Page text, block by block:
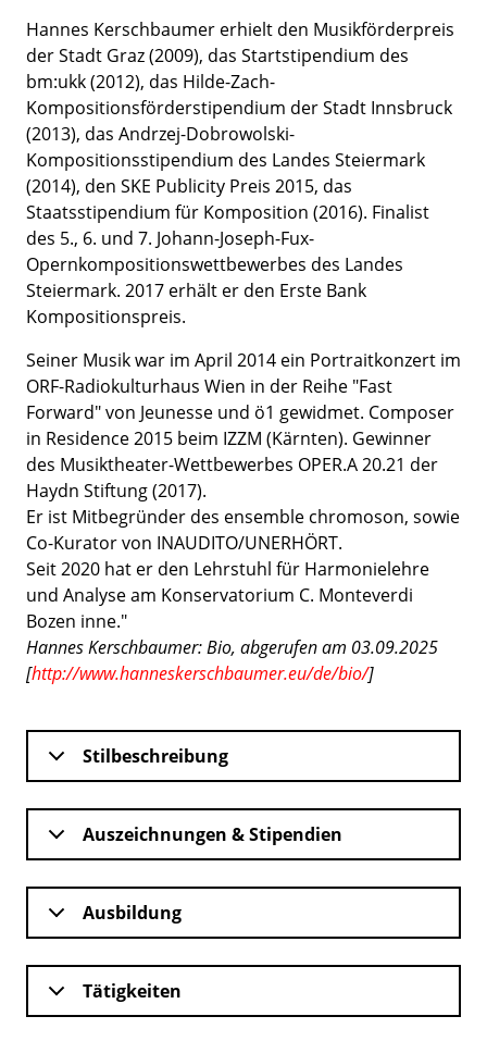
Hannes Kerschbaumer erhielt den Musikförderpreis
der Stadt Graz (2009), das Startstipendium des
bm:ukk (2012), das Hilde-Zach-
Kompositionsförderstipendium der Stadt Innsbruck
(2013), das Andrzej-Dobrowolski-
Kompositionsstipendium des Landes Steiermark
(2014), den SKE Publicity Preis 2015, das
Staatsstipendium für Komposition (2016). Finalist
des 5., 6. und 7. Johann-Joseph-Fux-
Opernkompositionswettbewerbes des Landes
Steiermark. 2017 erhält er den Erste Bank
Kompositionspreis.
Seiner Musik war im April 2014 ein Portraitkonzert im
ORF-Radiokulturhaus Wien in der Reihe "Fast
Forward" von Jeunesse und ö1 gewidmet. Composer
in Residence 2015 beim IZZM (Kärnten). Gewinner
des Musiktheater-Wettbewerbes OPER.A 20.21 der
Haydn Stiftung (2017).
Er ist Mitbegründer des ensemble chromoson, sowie
Co-Kurator von INAUDITO/UNERHÖRT.
Seit 2020 hat er den Lehrstuhl für Harmonielehre
und Analyse am Konservatorium C. Monteverdi
Bozen inne."
Hannes Kerschbaumer: Bio, abgerufen am 03.09.2025
[http://www.hanneskerschbaumer.eu/de/bio/]
Stilbeschreibung
Auszeichnungen & Stipendien
Ausbildung
Tätigkeiten